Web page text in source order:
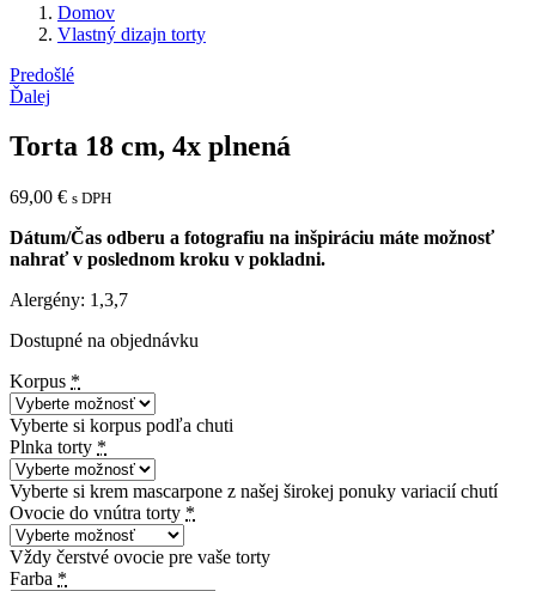
Domov
Vlastný dizajn torty
Navigácia
v
článku
Predošlé
Ďalej
Torta 18 cm, 4x plnená
69,00 € s DPH
Dátum/Čas odberu a fotografiu na inšpiráciu máte možnosť
nahrať v poslednom kroku v pokladni.
Alergény: 1,3,7
Dostupné na objednávku
Korpus *
Vyberte si korpus podľa chuti
Plnka torty *
Vyberte si krem mascarpone z našej širokej ponuky variacií chutí
Ovocie do vnútra torty *
Vždy čerstvé ovocie pre vaše torty
Farba *